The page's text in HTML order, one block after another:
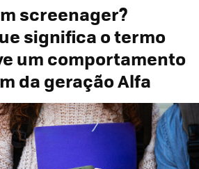
screenager?
significa o termo
um comportamento
da geração Alfa